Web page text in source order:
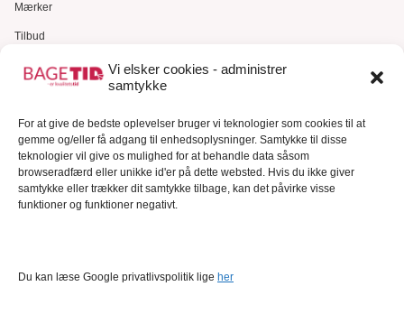
Vi elsker cookies - administrer
samtykke
For at give de bedste oplevelser bruger vi teknologier som cookies til at
gemme og/eller få adgang til enhedsoplysninger. Samtykke til disse
teknologier vil give os mulighed for at behandle data såsom
browseradfærd eller unikke id'er på dette websted. Hvis du ikke giver
samtykke eller trækker dit samtykke tilbage, kan det påvirke visse
funktioner og funktioner negativt.
Du kan læse Google privatlivspolitik lige her
Mærker
Tilbud
Gavekort
Kundeservice
Kundeservice
FAQ – Ofte stillede spørgsmål
Om Bagetid.dk
Se Fødevarestyrelsens smiley-rapporter